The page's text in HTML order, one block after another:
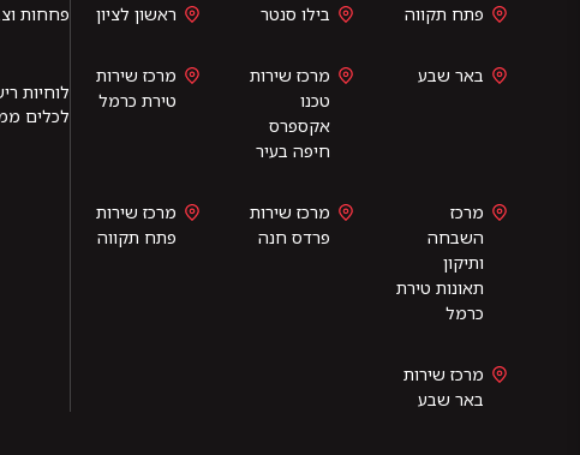
פתח תקווה בילו סנטר ראשון לציון
באר שבע
מרכז שירות
טכנו
אקספרס
חיפה בעיר
מרכז שירות
טירת כרמל
מרכז
השבחה
ותיקון
תאונות טירת
כרמל
מרכז שירות
פרדס חנה
מרכז שירות
פתח תקווה
מרכז שירות
באר שבע
פחחות
לוחיות
לכלים